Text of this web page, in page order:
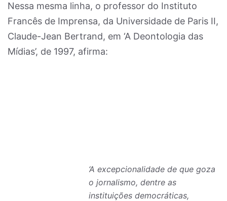
Nessa mesma linha, o professor do Instituto
Francês de Imprensa, da Universidade de Paris II,
Claude-Jean Bertrand, em ‘A Deontologia das
Mídias’, de 1997, afirma:
‘A excepcionalidade de que goza
o jornalismo, dentre as
instituições democráticas,